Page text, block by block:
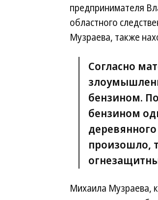
предпринимателя
областного
Музраева, также
Согласно
бензином.
бензином
произошло,
Михаила Музраева,